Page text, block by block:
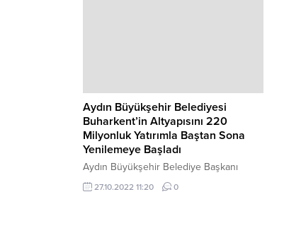
Aydın Büyükşehir Belediyesi
Buharkent’in Altyapısını 220
Milyonluk Yatırımla Baştan Sona
Yenilemeye Başladı
Aydın Büyükşehir Belediye Başkanı
Özlem Çerçioğlu, Buharkent’te altyapı
çalışmalarının ardından üstyapı çalışması
27.10.2022 11:20 0